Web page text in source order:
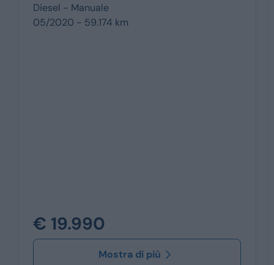
Diesel - Manuale
05/2020 - 59.174 km
€ 19.990
Mostra di più